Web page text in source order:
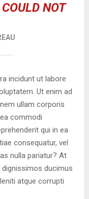
NOT
incidunt ut labore
Ut enim ad
ullam corporis
commodi
qui in ea
consequatur, vel
nulla pariatur? At
ducimus
atque corrupti